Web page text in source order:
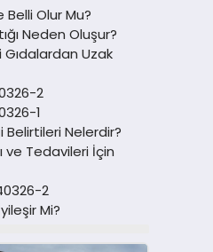
Olur Mu?
Neden Oluşur?
Uzak
2
1
Belirtileri Nelerdir?
ve Tedavileri İçin
2
Mi?